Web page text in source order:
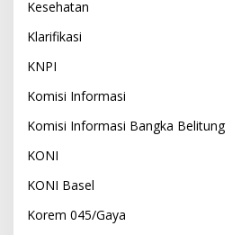
Kesehatan
Klarifikasi
KNPI
Komisi Informasi
Komisi Informasi Bangka Belitung
KONI
KONI Basel
Korem 045/Gaya